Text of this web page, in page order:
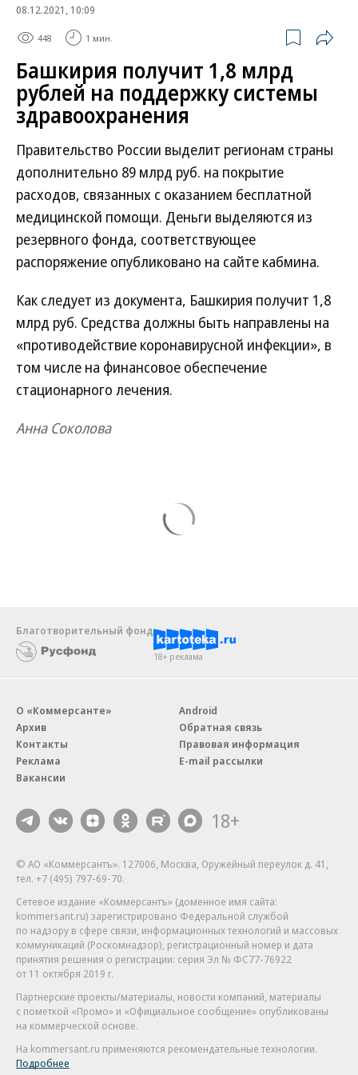
08.12.2021, 10:09
448 1 мин.
Башкирия получит 1,8 млрд
рублей на поддержку системы
здравоохранения
Правительство России выделит регионам страны
дополнительно 89 млрд руб. на покрытие
расходов, связанных с оказанием бесплатной
медицинской помощи. Деньги выделяются из
резервного фонда, соответствующее
распоряжение опубликовано на сайте кабмина.
Как следует из документа, Башкирия получит 1,8
млрд руб. Средства должны быть направлены на
«противодействие коронавирусной инфекции», в
том числе на финансовое обеспечение
стационарного лечения.
Анна Соколова
Благотворительный фонд
18+ реклама
О «Коммерсанте»
Архив
Контакты
Реклама
Вакансии
Android
Обратная связь
Правовая информация
E-mail рассылки
18+
© АО «Коммерсантъ». 127006, Москва, Оружейный переулок д. 41,
тел. +7 (495) 797-69-70.
Сетевое издание «Коммерсантъ» (доменное имя сайта:
kommersant.ru) зарегистрировано Федеральной службой
по надзору в сфере связи, информационных технологий и массовых
коммуникаций (Роскомнадзор), регистрационный номер и дата
принятия решения о регистрации: серия Эл № ФС77-76922
от 11 октября 2019 г.
Партнерские проекты/материалы, новости компаний, материалы
с пометкой «Промо» и «Официальное сообщение» опубликованы
на коммерческой основе.
На kommersant.ru применяются рекомендательные технологии.
Подробнее